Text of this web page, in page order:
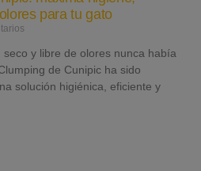
para tu gato
y libre de olores nunca había
de Cunipic ha sido
solución higiénica, eficiente y